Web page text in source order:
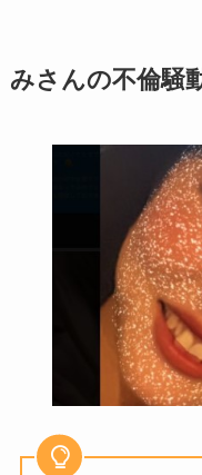
みさんの不倫騒